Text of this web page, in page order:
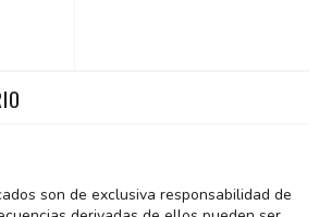
son de exclusiva responsabilidad de